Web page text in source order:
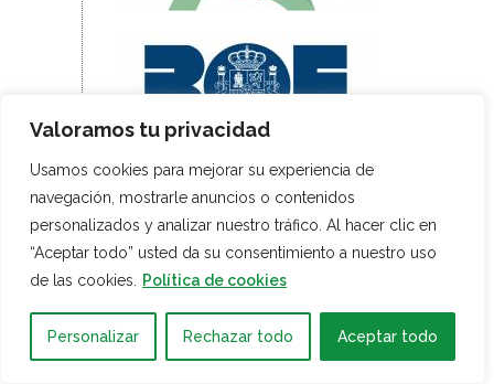
Valoramos tu privacidad
Usamos cookies para mejorar su experiencia de
navegación, mostrarle anuncios o contenidos
personalizados y analizar nuestro tráfico. Al hacer clic en
“Aceptar todo” usted da su consentimiento a nuestro uso
de las cookies.
Política de cookies
Personalizar Rechazar todo Aceptar todo